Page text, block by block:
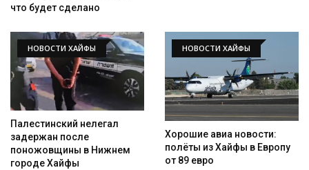
Искать
что будет сделано
НОВОСТИ ХАЙФЫ
Палестинский нелегал
задержан после
поножовщины в Нижнем
городе Хайфы
НОВОСТИ ХАЙФЫ
Хорошие авиа новости:
полёты из Хайфы в Европу
от 89 евро